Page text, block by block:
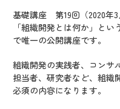
基礎講座 第19回（2020年3
「組織開発とは何か」と
で唯一の公開講座です。
組織開発の実践者、コンサ
担当者、研究者など、組織
必須の内容になります。